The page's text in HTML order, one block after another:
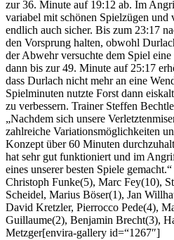
zur 36. Minute auf 19:12 ab. Im
variabel mit schönen Spielzügen und
endlich auch sicher. Bis zum 23:17
den Vorsprung halten, obwohl
der Abwehr versuchte dem Spiel
dann bis zur 49. Minute auf 25:17
dass Durlach nicht mehr an eine
Spielminuten nutzte Forst dann
zu verbessern. Trainer Steffen
„Nachdem sich unsere
zahlreiche Variationsmöglichkeiten
Konzept über 60 Minuten
hat sehr gut funktioniert und im
eines unserer besten Spiele
Christoph Funke(5), Marc Fey(10),
Scheidel, Marius Böser(1), Jan
David Kretzler, Pierrocco Pede(4),
Guillaume(2), Benjamin Brecht(3),
Metzger[envira-gallery id=“1267″]